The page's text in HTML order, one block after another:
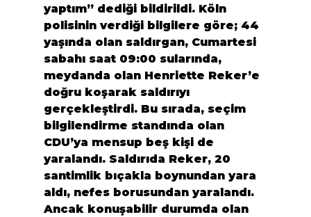
yaptım” dediği bildirildi. Köln
polisinin verdiği bilgilere göre; 44
yaşında olan saldırgan, Cumartesi
sabahı saat 09:00 sularında,
meydanda olan Henriette Reker’e
doğru koşarak saldırıyı
gerçekleştirdi. Bu sırada, seçim
bilgilendirme standında olan
CDU’ya mensup beş kişi de
yaralandı. Saldırıda Reker, 20
santimlik bıçakla boynundan yara
aldı, nefes borusundan yaralandı.
Ancak konuşabilir durumda olan